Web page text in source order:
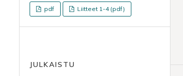
pdf Liitteet 1-4 (pdf)
JULKAISTU